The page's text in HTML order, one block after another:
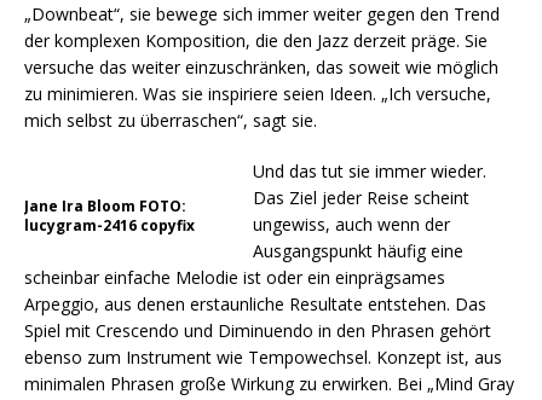
„Downbeat“, sie bewege sich immer weiter gegen den Trend
der komplexen Komposition, die den Jazz derzeit präge. Sie
versuche das weiter einzuschränken, das soweit wie möglich
zu minimieren. Was sie inspiriere seien Ideen. „Ich versuche,
mich selbst zu überraschen“, sagt sie.
Jane Ira Bloom FOTO:
lucygram-2416 copyfix
Und das tut sie immer wieder.
Das Ziel jeder Reise scheint
ungewiss, auch wenn der
Ausgangspunkt häufig eine
scheinbar einfache Melodie ist oder ein einprägsames
Arpeggio, aus denen erstaunliche Resultate entstehen. Das
Spiel mit Crescendo und Diminuendo in den Phrasen gehört
ebenso zum Instrument wie Tempowechsel. Konzept ist, aus
minimalen Phrasen große Wirkung zu erwirken. Bei „Mind Gray